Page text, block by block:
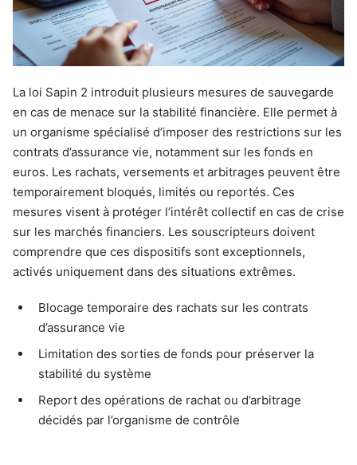
La loi Sapin 2 introduit plusieurs mesures de sauvegarde
en cas de menace sur la stabilité financière. Elle permet à
un organisme spécialisé d’imposer des restrictions sur les
contrats d’assurance vie, notamment sur les fonds en
euros. Les rachats, versements et arbitrages peuvent être
temporairement bloqués, limités ou reportés. Ces
mesures visent à protéger l’intérêt collectif en cas de crise
sur les marchés financiers. Les souscripteurs doivent
comprendre que ces dispositifs sont exceptionnels,
activés uniquement dans des situations extrêmes.
Blocage temporaire des rachats sur les contrats
d’assurance vie
Limitation des sorties de fonds pour préserver la
stabilité du système
Report des opérations de rachat ou d’arbitrage
décidés par l’organisme de contrôle